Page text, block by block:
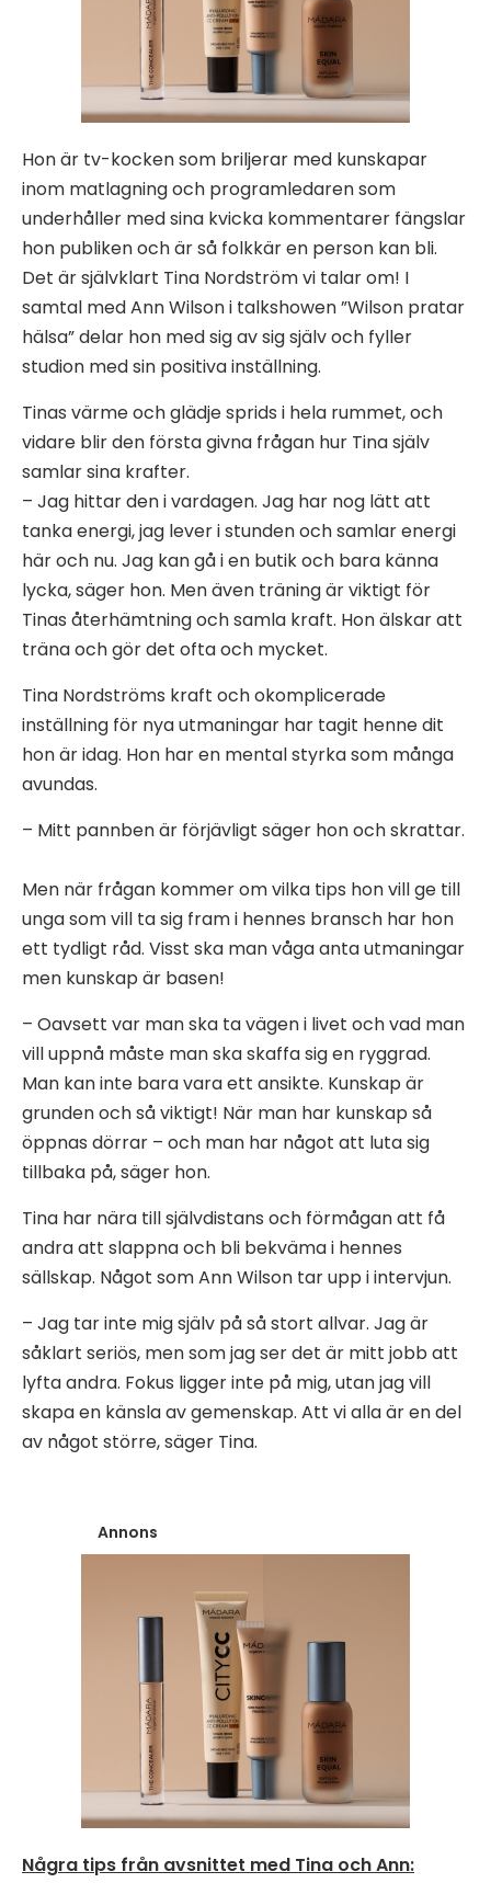
Hon är tv-kocken som briljerar med kunskapar
inom matlagning och programledaren som
underhåller med sina kvicka kommentarer fängslar
hon publiken och är så folkkär en person kan bli.
Det är självklart Tina Nordström vi talar om! I
samtal med Ann Wilson i talkshowen ”Wilson pratar
hälsa” delar hon med sig av sig själv och fyller
studion med sin positiva inställning.
Tinas värme och glädje sprids i hela rummet, och
vidare blir den första givna frågan hur Tina själv
samlar sina krafter.
– Jag hittar den i vardagen. Jag har nog lätt att
tanka energi, jag lever i stunden och samlar energi
här och nu. Jag kan gå i en butik och bara känna
lycka, säger hon. Men även träning är viktigt för
Tinas återhämtning och samla kraft. Hon älskar att
träna och gör det ofta och mycket.
Tina Nordströms kraft och okomplicerade
inställning för nya utmaningar har tagit henne dit
hon är idag. Hon har en mental styrka som många
avundas.
– Mitt pannben är förjävligt säger hon och skrattar.
Men när frågan kommer om vilka tips hon vill ge till
unga som vill ta sig fram i hennes bransch har hon
ett tydligt råd. Visst ska man våga anta utmaningar
men kunskap är basen!
– Oavsett var man ska ta vägen i livet och vad man
vill uppnå måste man ska skaffa sig en ryggrad.
Man kan inte bara vara ett ansikte. Kunskap är
grunden och så viktigt! När man har kunskap så
öppnas dörrar – och man har något att luta sig
tillbaka på, säger hon.
Tina har nära till självdistans och förmågan att få
andra att slappna och bli bekväma i hennes
sällskap. Något som Ann Wilson tar upp i intervjun.
– Jag tar inte mig själv på så stort allvar. Jag är
såklart seriös, men som jag ser det är mitt jobb att
lyfta andra. Fokus ligger inte på mig, utan jag vill
skapa en känsla av gemenskap. Att vi alla är en del
av något större, säger Tina.
Annons
Några tips från avsnittet med Tina och Ann: